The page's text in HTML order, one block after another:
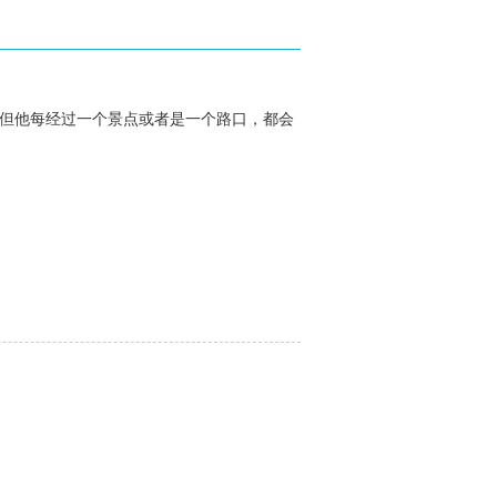
他每经过一个景点或者是一个路口，都会